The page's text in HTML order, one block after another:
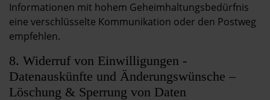
Informationen mit hohem Geheimhaltungsbedürfnis
eine verschlüsselte Kommunikation oder den Postweg
empfehlen.
8. Widerruf von Einwilligungen -
Datenauskünfte und Änderungswünsche –
Löschung & Sperrung von Daten